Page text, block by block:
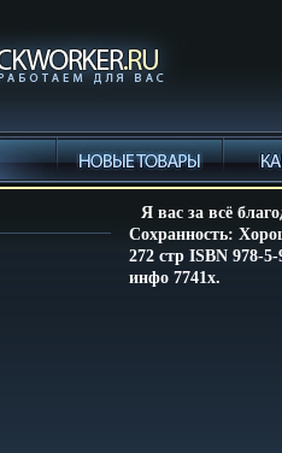
Я вас за всё
Сохранность:
272 стр ISBN 978-
инфо 7741x.